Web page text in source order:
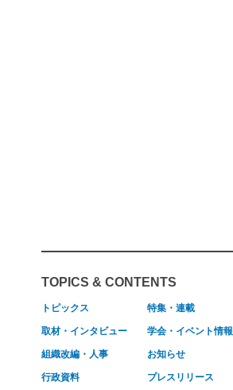
TOPICS & CONTENTS
トピックス 特集・連載
取材・インタビュー 学会・イベント情報
組織改編・人事 お知らせ
行政資料 プレスリリース